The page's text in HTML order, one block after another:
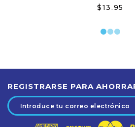
$13.95
REGISTRARSE PARA
Dirección
de